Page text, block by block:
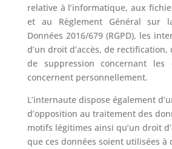
relative à l’informatique, aux
et au Règlement Général sur
Données 2016/679 (RGPD), les
d’un droit d’accès, de
de suppression concernant les
concernent personnellement.
L’internaute dispose également
d’opposition au traitement des
motifs légitimes ainsi qu’un droit
que ces données soient utilisées à